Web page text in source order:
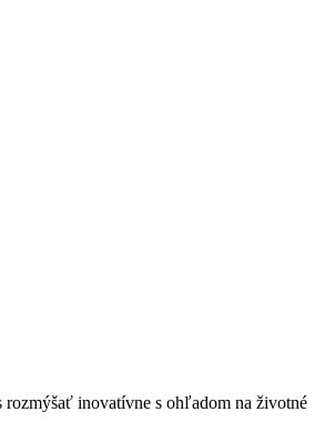
rozmýšať inovatívne s ohľadom na životné